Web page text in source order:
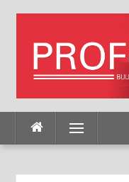
Menu